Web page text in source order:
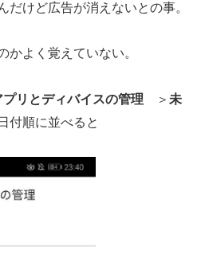
だけど広告が消えないとの事。
かよく覚えていない。
プリとディバイスの管理 ＞ 未
付順に並べると